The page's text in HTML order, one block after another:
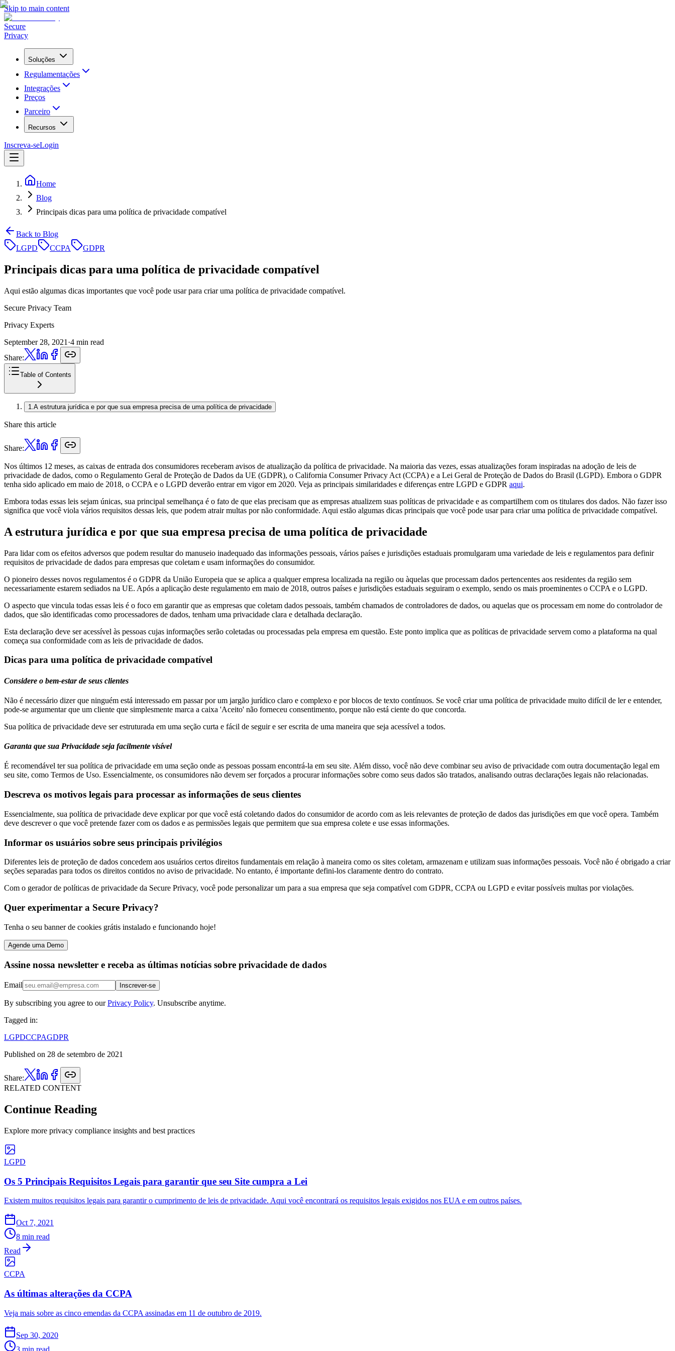
Skip to main content
Secure
Privacy
Soluções
Regulamentações
Integrações
Preços
Parceiro
Recursos
Inscreva-seLogin
Home
Blog
Principais dicas para uma política de privacidade compatível
Back to Blog
LGPD
CCPA GDPR
Principais dicas para uma política de privacidade compatível
Aqui estão algumas dicas importantes que você pode usar para criar uma política de privacidade compatível.
Secure Privacy Team
Privacy Experts
September 28, 2021 ·4 min read
Share:
Table of Contents
1 A estrutura jurídica e por que sua empresa precisa de uma política de privacidade
Share this article
Share:
Nos últimos 12 meses, as caixas de entrada dos consumidores receberam avisos de atualização da política de privacidade. Na maioria das vezes, essas atualizações foram inspiradas na adoção de leis de
privacidade de dados, como o Regulamento Geral de Proteção de Dados da UE (GDPR), o California Consumer Privacy Act (CCPA) e a Lei Geral de Proteção de Dados do Brasil (LGPD). Embora o GDPR
tenha sido aplicado em maio de 2018, o CCPA e o LGPD deverão entrar em vigor em 2020. Veja as principais similaridades e diferenças entre LGPD e GDPR aqui.
Embora todas essas leis sejam únicas, sua principal semelhança é o fato de que elas precisam que as empresas atualizem suas políticas de privacidade e as compartilhem com os titulares dos dados. Não fazer isso
significa que você viola vários requisitos dessas leis, que podem atrair multas por não conformidade. Aqui estão algumas dicas principais que você pode usar para criar uma política de privacidade compatível.
A estrutura jurídica e por que sua empresa precisa de uma política de privacidade
Para lidar com os efeitos adversos que podem resultar do manuseio inadequado das informações pessoais, vários países e jurisdições estaduais promulgaram uma variedade de leis e regulamentos para definir
requisitos de privacidade de dados para empresas que coletam e usam informações do consumidor.
O pioneiro desses novos regulamentos é o GDPR da União Europeia que se aplica a qualquer empresa localizada na região ou àquelas que processam dados pertencentes aos residentes da região sem
necessariamente estarem sediados na UE. Após a aplicação deste regulamento em maio de 2018, outros países e jurisdições estaduais seguiram o exemplo, sendo os mais proeminentes o CCPA e o LGPD.
O aspecto que vincula todas essas leis é o foco em garantir que as empresas que coletam dados pessoais, também chamados de controladores de dados, ou aquelas que os processam em nome do controlador de
dados, que são identificadas como processadores de dados, tenham uma privacidade clara e detalhada declaração.
Esta declaração deve ser acessível às pessoas cujas informações serão coletadas ou processadas pela empresa em questão. Este ponto implica que as políticas de privacidade servem como a plataforma na qual
começa sua conformidade com as leis de privacidade de dados.
Dicas para uma política de privacidade compatível
Considere o bem-estar de seus clientes
Não é necessário dizer que ninguém está interessado em passar por um jargão jurídico claro e complexo e por blocos de texto contínuos. Se você criar uma política de privacidade muito difícil de ler e entender,
pode-se argumentar que um cliente que simplesmente marca a caixa 'Aceito' não forneceu consentimento, porque não está ciente do que concorda.
Sua política de privacidade deve ser estruturada em uma seção curta e fácil de seguir e ser escrita de uma maneira que seja acessível a todos.
Garanta que sua Privacidade seja facilmente visível
É recomendável ter sua política de privacidade em uma seção onde as pessoas possam encontrá-la em seu site. Além disso, você não deve combinar seu aviso de privacidade com outra documentação legal em
seu site, como Termos de Uso. Essencialmente, os consumidores não devem ser forçados a procurar informações sobre como seus dados são tratados, analisando outras declarações legais não relacionadas.
Descreva os motivos legais para processar as informações de seus clientes
Essencialmente, sua política de privacidade deve explicar por que você está coletando dados do consumidor de acordo com as leis relevantes de proteção de dados das jurisdições em que você opera. Também
deve descrever o que você pretende fazer com os dados e as permissões legais que permitem que sua empresa colete e use essas informações.
Informar os usuários sobre seus principais privilégios
Diferentes leis de proteção de dados concedem aos usuários certos direitos fundamentais em relação à maneira como os sites coletam, armazenam e utilizam suas informações pessoais. Você não é obrigado a criar
seções separadas para todos os direitos contidos no aviso de privacidade. No entanto, é importante defini-los claramente dentro do contrato.
Com o gerador de políticas de privacidade da Secure Privacy, você pode personalizar um para a sua empresa que seja compatível com GDPR, CCPA ou LGPD e evitar possíveis multas por violações.
Quer experimentar a Secure Privacy?
Tenha o seu banner de cookies grátis instalado e funcionando hoje!
Agende uma Demo
Assine nossa newsletter e receba as últimas notícias sobre privacidade de dados
Email Inscrever-se
By subscribing you agree to our Privacy Policy. Unsubscribe anytime.
Tagged in:
LGPDCCPAGDPR
Published on 28 de setembro de 2021
Share:
RELATED CONTENT
Continue Reading
Explore more privacy compliance insights and best practices
LGPD
Os 5 Principais Requisitos Legais para garantir que seu Site cumpra a Lei
Existem muitos requisitos legais para garantir o cumprimento de leis de privacidade. Aqui você encontrará os requisitos legais exigidos nos EUA e em outros países.
Oct 7, 2021
8 min read
Read
CCPA
As últimas alterações da CCPA
Veja mais sobre as cinco emendas da CCPA assinadas em 11 de outubro de 2019.
Sep 30, 2020
3 min read